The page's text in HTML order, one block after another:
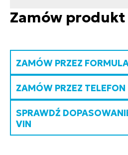
Zamów produkt
ZAMÓW PRZEZ
ZAMÓW PRZEZ TELEFON
SPRAWDŹ
VIN